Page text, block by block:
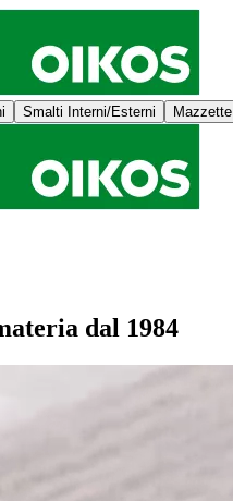
Smalti Interni/Esterni Mazzette
dal 1984